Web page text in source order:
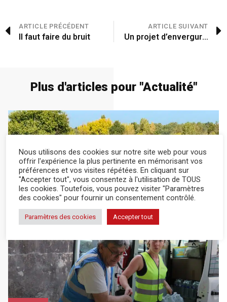
ARTICLE PRÉCÉDENT
Il faut faire du bruit
ARTICLE SUIVANT
Un projet d’envergure pour le quartier de la gare
Plus d'articles pour "Actualité"
actualité 7 Août 2026
Il a recueilli des brebis de Gironde
Nous utilisons des cookies sur notre site web pour vous
offrir l'expérience la plus pertinente en mémorisant vos
préférences et vos visites répétées. En cliquant sur
"Accepter tout", vous consentez à l'utilisation de TOUS
les cookies. Toutefois, vous pouvez visiter "Paramètres
des cookies" pour fournir un consentement contrôlé.
Paramètres des cookies Accepter tout